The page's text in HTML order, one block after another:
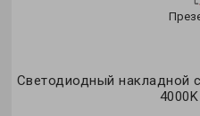
Светодиодный накладной